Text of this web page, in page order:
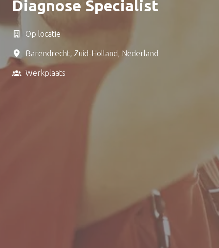
Diagnose Specialist
Op locatie
Barendrecht, Zuid-Holland, Nederland
Werkplaats